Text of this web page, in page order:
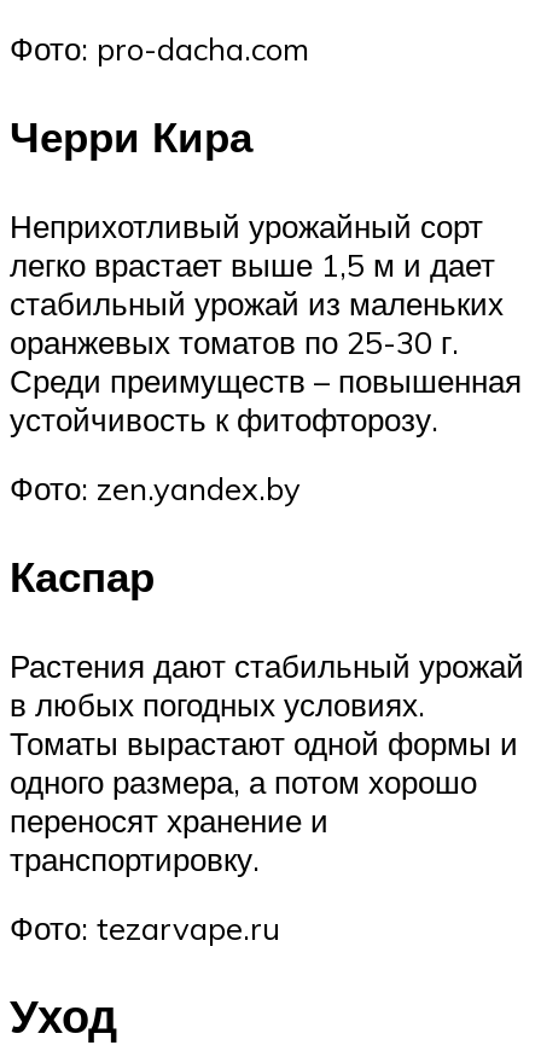
Фото: pro-dacha.com
Черри Кира
Неприхотливый урожайный сорт
легко врастает выше 1,5 м и дает
стабильный урожай из маленьких
оранжевых томатов по 25-30 г.
Среди преимуществ – повышенная
устойчивость к фитофторозу.
Фото: zen.yandex.by
Каспар
Растения дают стабильный урожай
в любых погодных условиях.
Томаты вырастают одной формы и
одного размера, а потом хорошо
переносят хранение и
транспортировку.
Фото: tezarvape.ru
Уход